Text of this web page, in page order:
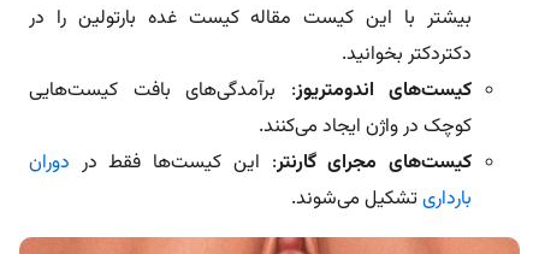
بیشتر با این کیست مقاله کیست غده بارتولین را در
دکتردکتر بخوانید.
کیست‌های اندومتریوز: برآمدگی‌های بافت کیست‌هایی
کوچک در واژن ایجاد می‌کنند.
کیست‌های مجرای گارنتر: این کیست‌ها فقط در دوران
بارداریتشکیل می‌شوند.